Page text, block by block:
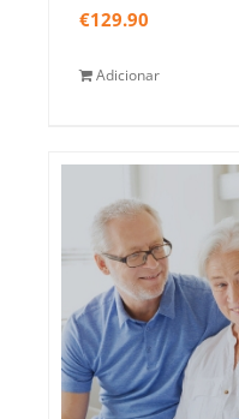
€129.90
Adicionar